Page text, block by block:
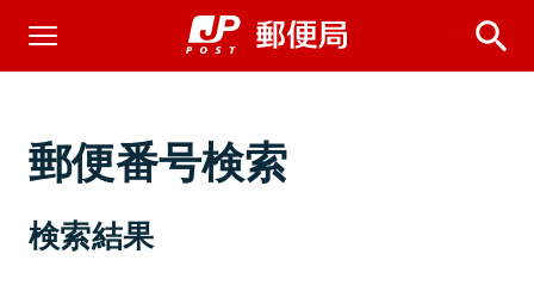
郵便番号検索
検索結果